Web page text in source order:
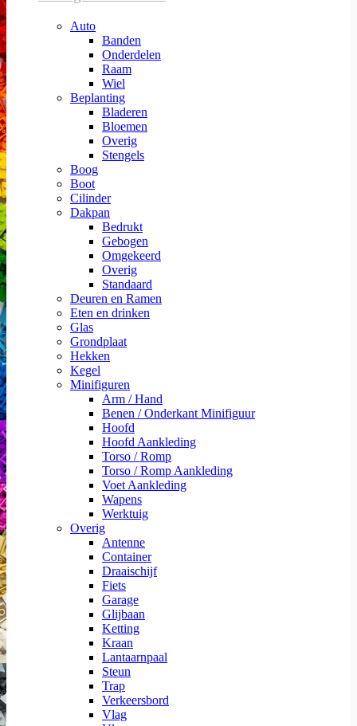
Auto
Banden
Onderdelen
Raam
Wiel
Beplanting
Bladeren
Bloemen
Overig
Stengels
Boog
Boot
Cilinder
Dakpan
Bedrukt
Gebogen
Omgekeerd
Overig
Standaard
Deuren en Ramen
Eten en drinken
Glas
Grondplaat
Hekken
Kegel
Minifiguren
Arm / Hand
Benen / Onderkant Minifiguur
Hoofd
Hoofd Aankleding
Torso / Romp
Torso / Romp Aankleding
Voet Aankleding
Wapens
Werktuig
Overig
Antenne
Container
Draaischijf
Fiets
Garage
Glijbaan
Ketting
Kraan
Lantaarnpaal
Steun
Trap
Verkeersbord
Vlag